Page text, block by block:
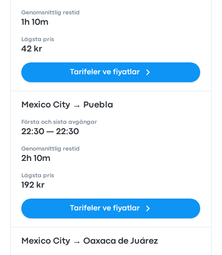
Genomsnittlig restid
1h 10m
Lägsta pris
42 kr
Tarifeler ve fiyatlar
Mexico City → Puebla
Första och sista avgångar
22:30 — 22:30
Genomsnittlig restid
2h 10m
Lägsta pris
192 kr
Tarifeler ve fiyatlar
Mexico City → Oaxaca de Juárez